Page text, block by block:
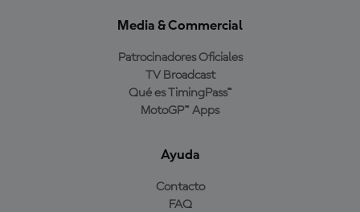
Media & Commercial
Patrocinadores Oficiales
TV Broadcast
Qué es TimingPass™
MotoGP™ Apps
Ayuda
Contacto
FAQ